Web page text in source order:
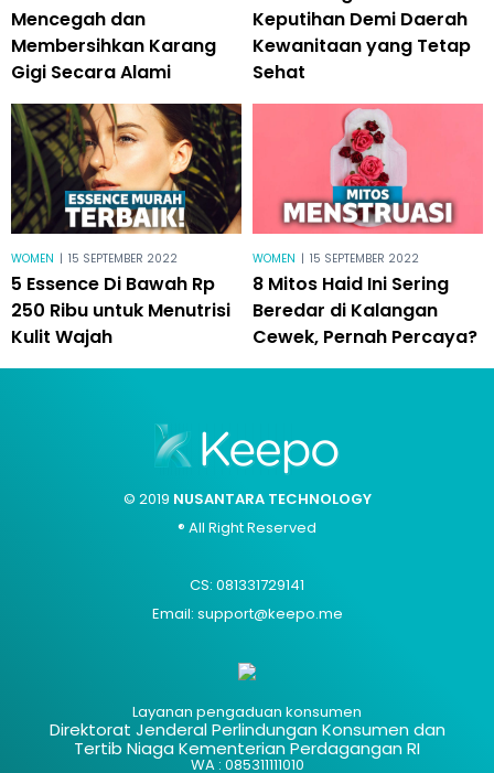
Mencegah dan
Membersihkan Karang
Gigi Secara Alami
Keputihan Demi Daerah
Kewanitaan yang Tetap
Sehat
WOMEN | 15 SEPTEMBER 2022
5 Essence Di Bawah Rp
250 Ribu untuk Menutrisi
Kulit Wajah
WOMEN | 15 SEPTEMBER 2022
8 Mitos Haid Ini Sering
Beredar di Kalangan
Cewek, Pernah Percaya?
© 2019 NUSANTARA TECHNOLOGY
® All Right Reserved
CS: 081331729141
Email: support@keepo.me
Layanan pengaduan konsumen
Direktorat Jenderal Perlindungan Konsumen dan
Tertib Niaga Kementerian Perdagangan RI
WA : 085311111010